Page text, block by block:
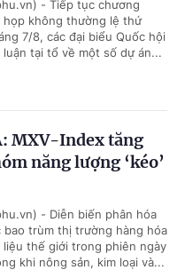
- Tiếp tục chương
họp không thường lệ thứ
7/8, các đại biểu Quốc hội
luận tại tổ về một số dự án...
MXV-Index tăng
năng lượng ‘kéo’
- Diễn biến phân hóa
bao trùm thị trường hàng hóa
liệu thế giới trong phiên ngày
khi nông sản, kim loại và...